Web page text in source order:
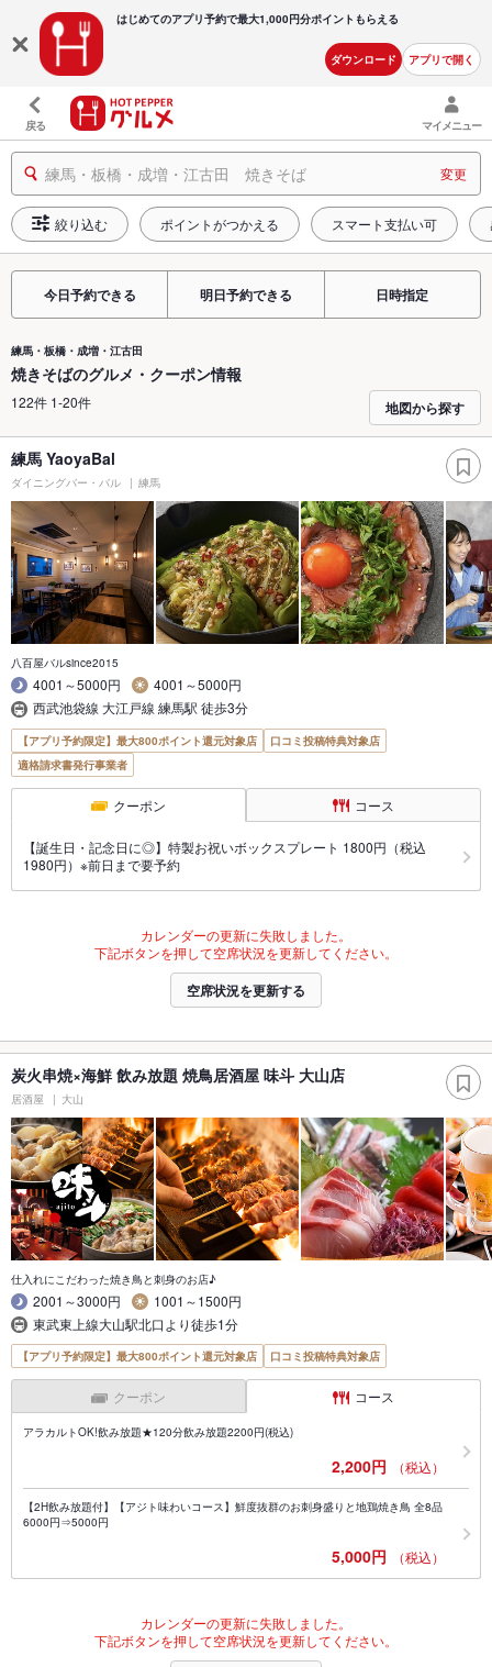
はじめてのアプリ予約で最大1,000円分ポイントもらえる
ダウンロード アプリで開く
戻る マイメニュー
練馬・板橋・成増・江古田 焼きそば 変更
絞り込む ポイントがつかえる スマート支払い可
今日予約できる 明日予約できる 日時指定
練馬・板橋・成増・江古田
焼きそばのグルメ・クーポン情報
122件 1-20件 地図から探す
練馬 YaoyaBal
ダイニングバー・バル 練馬
八百屋バルsince2015
4001～5000円
4001～5000円
西武池袋線 大江戸線 練馬駅 徒歩3分
【アプリ予約限定】最大800ポイント還元対象店
口コミ投稿特典対象店
適格請求書発行事業者
クーポン コース
【誕生日・記念日に◎】特製お祝いボックスプレート 1800円（税込
1980円）※前日まで要予約
カレンダーの更新に失敗しました。
下記ボタンを押して空席状況を更新してください。
空席状況を更新する
炭火串焼×海鮮 飲み放題 焼鳥居酒屋 味斗 大山店
居酒屋 大山
仕入れにこだわった焼き鳥と刺身のお店♪
2001～3000円
1001～1500円
東武東上線大山駅北口より徒歩1分
【アプリ予約限定】最大800ポイント還元対象店 口コミ投稿特典対象店
クーポン コース
アラカルトOK!飲み放題★120分飲み放題2200円(税込)
2,200円 （税込）
【2H飲み放題付】【アジト味わいコース】鮮度抜群のお刺身盛りと地鶏焼き鳥 全8品
6000円⇒5000円
5,000円 （税込）
カレンダーの更新に失敗しました。
下記ボタンを押して空席状況を更新してください。